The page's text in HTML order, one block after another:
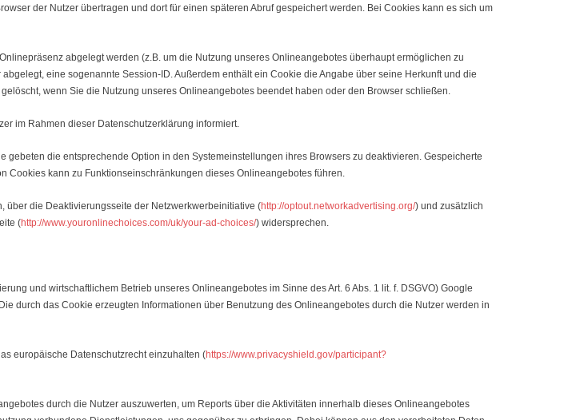
der Nutzer übertragen und dort für einen späteren Abruf gespeichert werden. Bei Cookies kann es sich um
abgelegt werden (z.B. um die Nutzung unseres Onlineangebotes überhaupt ermöglichen zu
eine sogenannte Session-ID. Außerdem enthält ein Cookie die Angabe über seine Herkunft und die
wenn Sie die Nutzung unseres Onlineangebotes beendet haben oder den Browser schließen.
im Rahmen dieser Datenschutzerklärung informiert.
die entsprechende Option in den Systemeinstellungen ihres Browsers zu deaktivieren. Gespeicherte
Cookies kann zu Funktionseinschränkungen dieses Onlineangebotes führen.
über die Deaktivierungsseite der Netzwerkwerbeinitiative (http://optout.networkadvertising.org/) und zusätzlich
(http://www.youronlinechoices.com/uk/your-ad-choices/) widersprechen.
und wirtschaftlichem Betrieb unseres Onlineangebotes im Sinne des Art. 6 Abs. 1 lit. f. DSGVO) Google
durch das Cookie erzeugten Informationen über Benutzung des Onlineangebotes durch die Nutzer werden in
europäische Datenschutzrecht einzuhalten (https://www.privacyshield.gov/participant?
durch die Nutzer auszuwerten, um Reports über die Aktivitäten innerhalb dieses Onlineangebotes